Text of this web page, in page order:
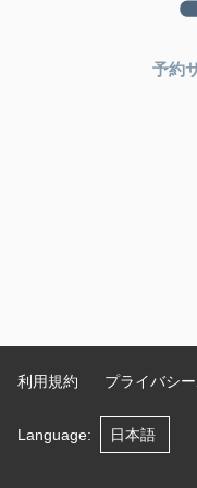
予約
利用規約 プライバシ
Language: